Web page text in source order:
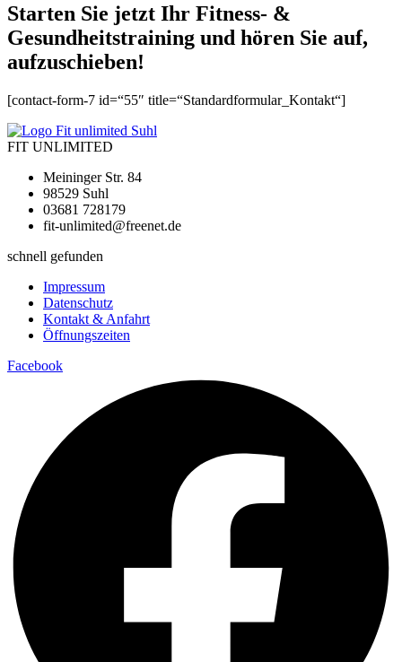
Starten Sie jetzt Ihr Fitness- &
Gesundheitstraining und hören Sie auf,
aufzuschieben!
[contact-form-7 id=“55″ title=“Standardformular_Kontakt“]
FIT UNLIMITED
Meininger Str. 84
98529 Suhl
03681 728179
fit-unlimited@freenet.de
schnell gefunden
Impressum
Datenschutz
Kontakt & Anfahrt
Öffnungszeiten
Facebook